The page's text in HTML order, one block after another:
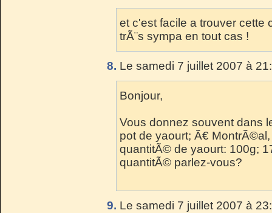
et c'est facile a trouver cette
trÃ¨s sympa en tout cas !
8. Le samedi 7 juillet 2007 à
Bonjour,
Vous donnez souvent dans
pot de yaourt; Ã€
quantitÃ© de yaourt: 100g;
quantitÃ© parlez-vous?
9. Le samedi 7 juillet 2007 à